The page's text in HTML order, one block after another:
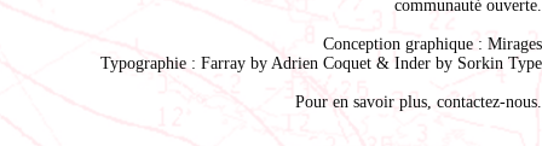
communauté ouverte.
Conception graphique : Mirages
Typographie : Farray by Adrien Coquet & Inder by Sorkin Type
Pour en savoir plus, contactez-nous